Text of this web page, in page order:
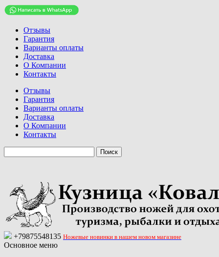
Отзывы
Гарантия
Варианты оплаты
Доставка
О Компании
Контакты
Отзывы
Гарантия
Варианты оплаты
Доставка
О Компании
Контакты
+79875548135 Ножевые новинки в нашем новом магазине
Основное меню